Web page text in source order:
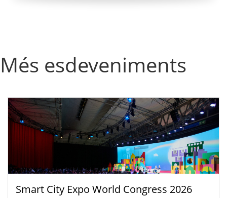
Més esdeveniments
Smart City Expo World Congress 2026